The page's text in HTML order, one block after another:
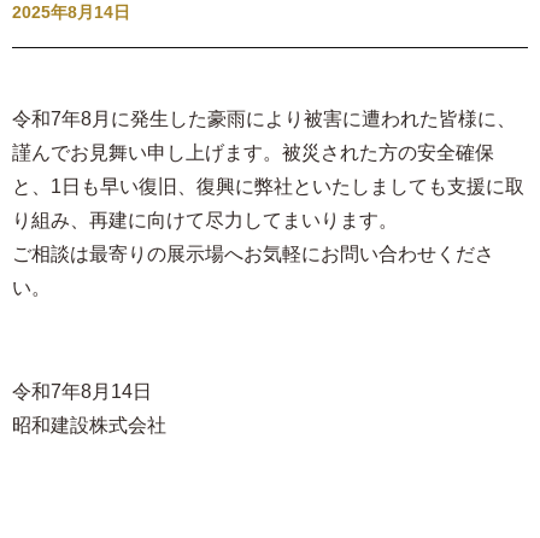
2025年8月14日
令和7年8月に発生した豪雨により被害に遭われた皆様に、
謹んでお見舞い申し上げます。被災された方の安全確保
と、1日も早い復旧、復興に弊社といたしましても支援に取
り組み、再建に向けて尽力してまいります。
ご相談は最寄りの展示場へお気軽にお問い合わせくださ
い。
令和7年8月14日
昭和建設株式会社